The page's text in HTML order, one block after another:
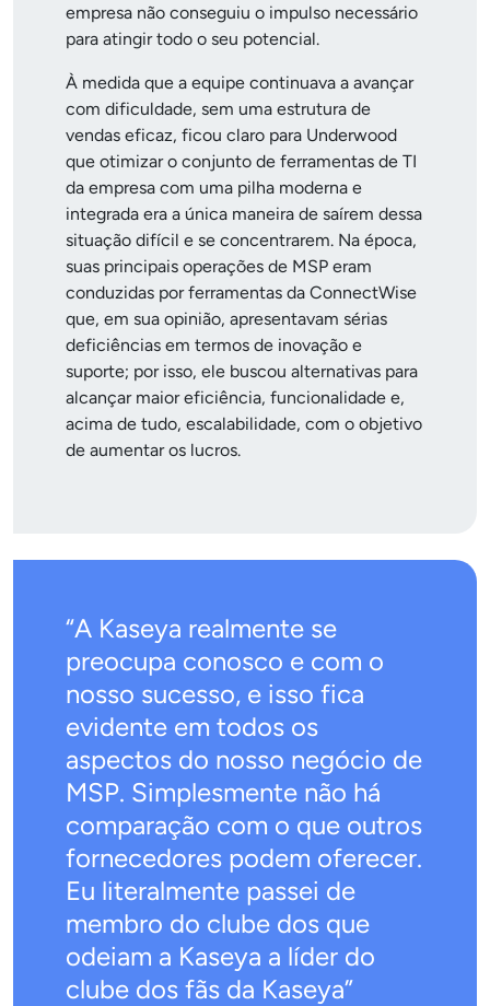
empresa não conseguiu o impulso necessário
para atingir todo o seu potencial.
À medida que a equipe continuava a avançar
com dificuldade, sem uma estrutura de
vendas eficaz, ficou claro para Underwood
que otimizar o conjunto de ferramentas de TI
da empresa com uma pilha moderna e
integrada era a única maneira de saírem dessa
situação difícil e se concentrarem. Na época,
suas principais operações de MSP eram
conduzidas por ferramentas da ConnectWise
que, em sua opinião, apresentavam sérias
deficiências em termos de inovação e
suporte; por isso, ele buscou alternativas para
alcançar maior eficiência, funcionalidade e,
acima de tudo, escalabilidade, com o objetivo
de aumentar os lucros.
“A Kaseya realmente se
preocupa conosco e com o
nosso sucesso, e isso fica
evidente em todos os
aspectos do nosso negócio de
MSP. Simplesmente não há
comparação com o que outros
fornecedores podem oferecer.
Eu literalmente passei de
membro do clube dos que
odeiam a Kaseya a líder do
clube dos fãs da Kaseya”